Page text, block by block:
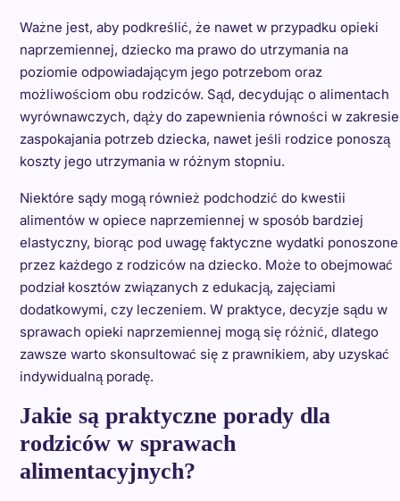
Ważne jest, aby podkreślić, że nawet w przypadku opieki
naprzemiennej, dziecko ma prawo do utrzymania na
poziomie odpowiadającym jego potrzebom oraz
możliwościom obu rodziców. Sąd, decydując o alimentach
wyrównawczych, dąży do zapewnienia równości w zakresie
zaspokajania potrzeb dziecka, nawet jeśli rodzice ponoszą
koszty jego utrzymania w różnym stopniu.
Niektóre sądy mogą również podchodzić do kwestii
alimentów w opiece naprzemiennej w sposób bardziej
elastyczny, biorąc pod uwagę faktyczne wydatki ponoszone
przez każdego z rodziców na dziecko. Może to obejmować
podział kosztów związanych z edukacją, zajęciami
dodatkowymi, czy leczeniem. W praktyce, decyzje sądu w
sprawach opieki naprzemiennej mogą się różnić, dlatego
zawsze warto skonsultować się z prawnikiem, aby uzyskać
indywidualną poradę.
Jakie są praktyczne porady dla
rodziców w sprawach
alimentacyjnych?